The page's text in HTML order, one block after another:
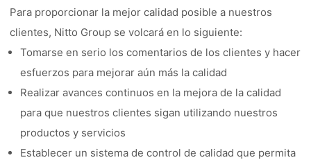
Para proporcionar la mejor calidad posible a nuestros
clientes, Nitto Group se volcará en lo siguiente:
Tomarse en serio los comentarios de los clientes y hacer
esfuerzos para mejorar aún más la calidad
Realizar avances continuos en la mejora de la calidad
para que nuestros clientes sigan utilizando nuestros
productos y servicios
Establecer un sistema de control de calidad que permita